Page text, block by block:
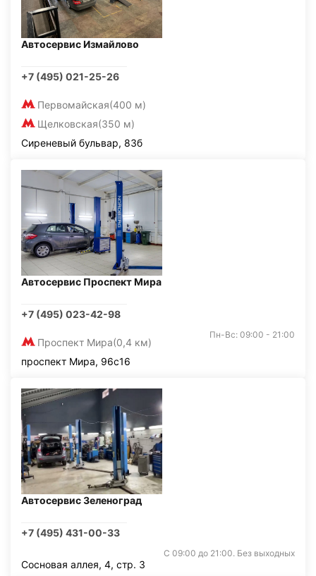
Автосервис Измайлово
+7 (495) 021-25-26
Первомайская(400 м)
Щелковская(350 м)
Сиреневый бульвар, 83б
Автосервис Проспект Мира
+7 (495) 023-42-98
Проспект Мира(0,4 км)
Пн-Вс: 09:00 - 21:00
проспект Мира, 96с16
Автосервис Зеленоград
+7 (495) 431-00-33
С 09:00 до 21:00. Без выходных
Сосновая аллея, 4, стр. 3